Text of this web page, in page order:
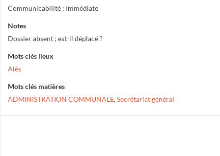
Communicabilité : Immédiate
Notes
Dossier absent ; est-il déplacé ?
Mots clés lieux
Alès
Mots clés matières
ADMINISTRATION COMMUNALE,Secrétariat général